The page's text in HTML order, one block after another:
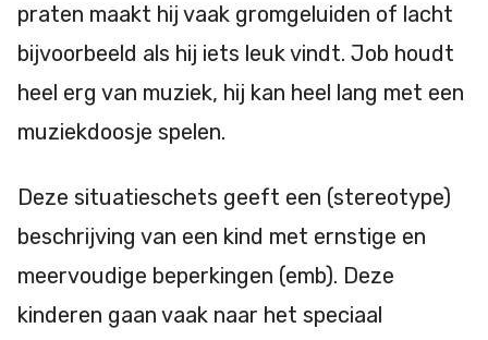
praten maakt hij vaak gromgeluiden of lacht
bijvoorbeeld als hij iets leuk vindt. Job houdt
heel erg van muziek, hij kan heel lang met een
muziekdoosje spelen.
Deze situatieschets geeft een (stereotype)
beschrijving van een kind met ernstige en
meervoudige beperkingen (emb). Deze
kinderen gaan vaak naar het speciaal